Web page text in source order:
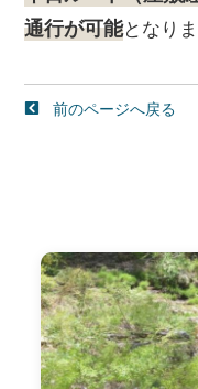
通行が可能となりま
前のページへ戻る